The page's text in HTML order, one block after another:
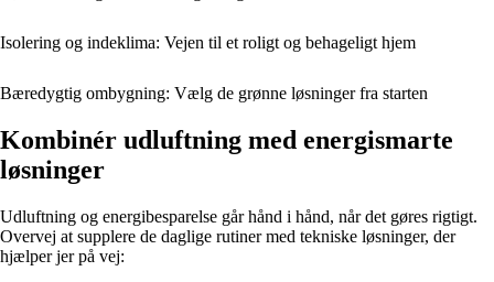
Isolering og indeklima: Vejen til et roligt og behageligt hjem
Bæredygtig ombygning: Vælg de grønne løsninger fra starten
Kombinér udluftning med energismarte
løsninger
Udluftning og energibesparelse går hånd i hånd, når det gøres rigtigt.
Overvej at supplere de daglige rutiner med tekniske løsninger, der
hjælper jer på vej: